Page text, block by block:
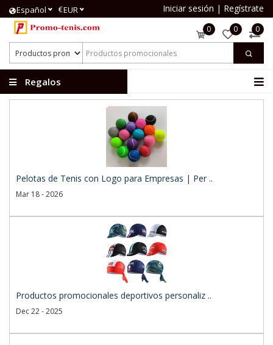
Español €EUR Iniciar sesión | Regístrate
0 0 0
Regalos
Pelotas de Tenis con Logo para Empresas | Per ..
Mar 18 - 2026
Productos promocionales deportivos personaliz ..
Dec 22 - 2025